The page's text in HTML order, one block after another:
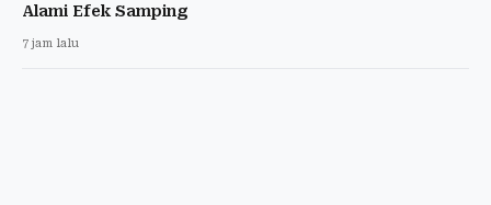
Alami Efek Samping
7 jam lalu